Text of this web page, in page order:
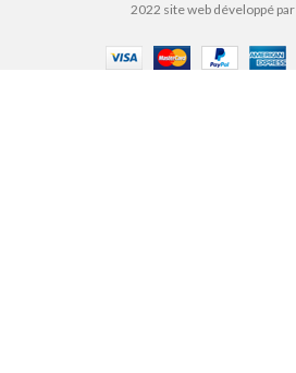
2022 site web développé par